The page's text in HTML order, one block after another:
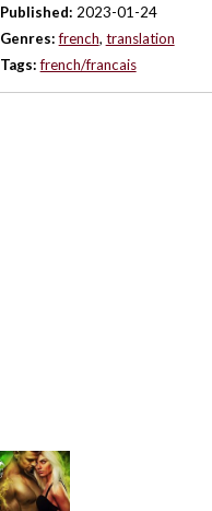
Published: 2023-01-24
Genres: french, translation
Tags: french/francais